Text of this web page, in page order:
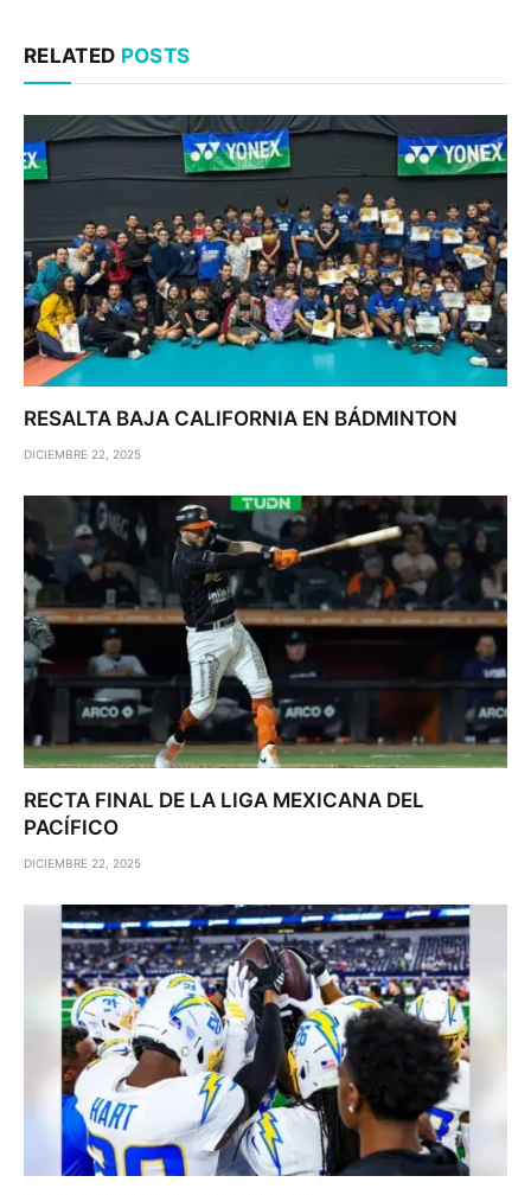
RELATED POSTS
RESALTA BAJA CALIFORNIA EN BÁDMINTON
DICIEMBRE 22, 2025
RECTA FINAL DE LA LIGA MEXICANA DEL
PACÍFICO
DICIEMBRE 22, 2025